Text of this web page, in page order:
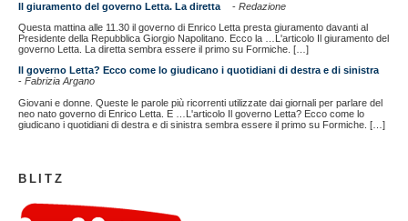
Il giuramento del governo Letta. La diretta
- Redazione
Questa mattina alle 11.30 il governo di Enrico Letta presta giuramento davanti al
Presidente della Repubblica Giorgio Napolitano. Ecco la …L'articolo Il giuramento del
governo Letta. La diretta sembra essere il primo su Formiche. […]
Il governo Letta? Ecco come lo giudicano i quotidiani di destra e di sinistra
- Fabrizia Argano
Giovani e donne. Queste le parole più ricorrenti utilizzate dai giornali per parlare del
neo nato governo di Enrico Letta. E …L'articolo Il governo Letta? Ecco come lo
giudicano i quotidiani di destra e di sinistra sembra essere il primo su Formiche. […]
BLITZ